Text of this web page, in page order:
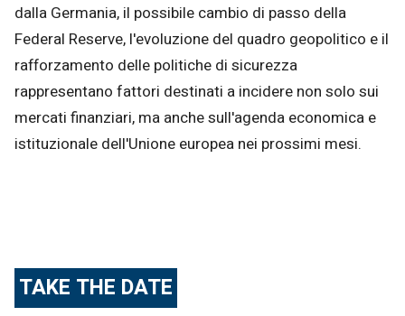
dalla Germania, il possibile cambio di passo della
Federal Reserve, l'evoluzione del quadro geopolitico e il
rafforzamento delle politiche di sicurezza
rappresentano fattori destinati a incidere non solo sui
mercati finanziari, ma anche sull'agenda economica e
istituzionale dell'Unione europea nei prossimi mesi.
TAKE THE DATE